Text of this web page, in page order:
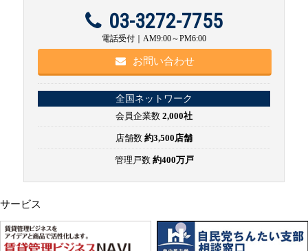
03-3272-7755
電話受付｜AM9:00～PM6:00
お問い合わせ
全国ネットワーク
会員企業数 2,000社
店舗数 約3,500店舗
管理戸数 約400万戸
サービス